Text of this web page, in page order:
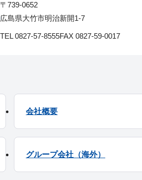
〒739-0652
広島県大竹市明治新開1-7
TEL 0827-57-8555FAX 0827-59-0017
会社概要
グループ会社（海外）